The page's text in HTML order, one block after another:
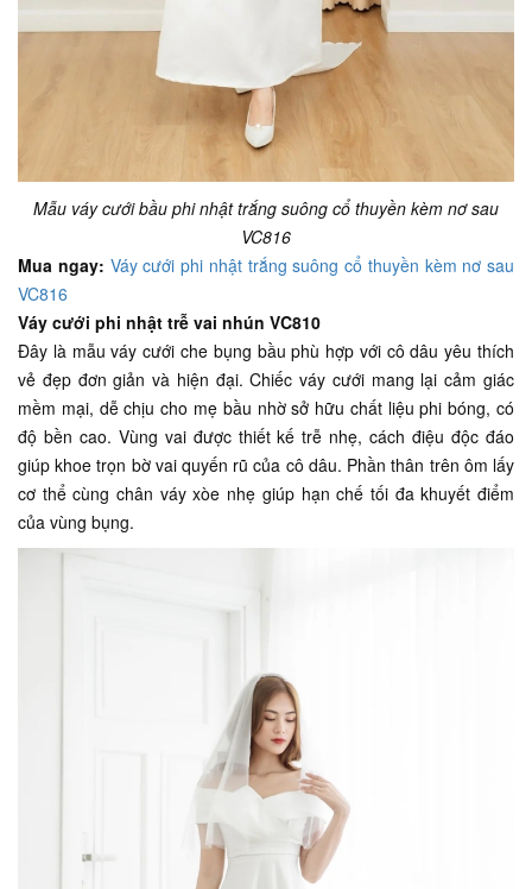
Mẫu váy cưới bầu phi nhật trắng suông cổ thuyền kèm nơ sau
VC816
Mua ngay: Váy cưới phi nhật trắng suông cổ thuyền kèm nơ sau
VC816
Váy cưới phi nhật trễ vai nhún VC810
Đây là mẫu váy cưới che bụng bầu phù hợp với cô dâu yêu thích
vẻ đẹp đơn giản và hiện đại. Chiếc váy cưới mang lại cảm giác
mềm mại, dễ chịu cho mẹ bầu nhờ sở hữu chất liệu phi bóng, có
độ bền cao. Vùng vai được thiết kế trễ nhẹ, cách điệu độc đáo
giúp khoe trọn bờ vai quyến rũ của cô dâu. Phần thân trên ôm lấy
cơ thể cùng chân váy xòe nhẹ giúp hạn chế tối đa khuyết điểm
của vùng bụng.